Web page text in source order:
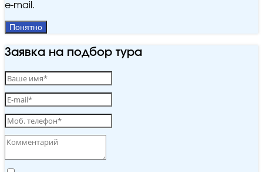
e‑mail.
Понятно
Заявка на подбор тура